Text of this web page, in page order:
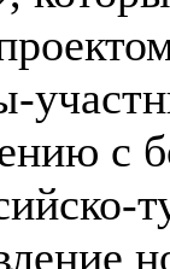
с